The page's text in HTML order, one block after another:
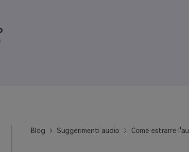
Blog Suggerimenti audio Come estrarre